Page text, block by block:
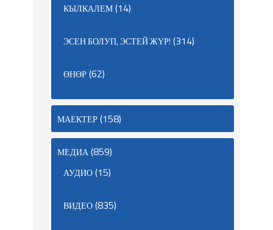
КЫЛКАЛЕМ(14)
ЭСЕН БОЛУП, ЭСТЕЙ ЖҮР! (314)
ӨНӨР(62)
МАЕКТЕР(158)
МЕДИА(859)
АУДИО(15)
ВИДЕО(835)